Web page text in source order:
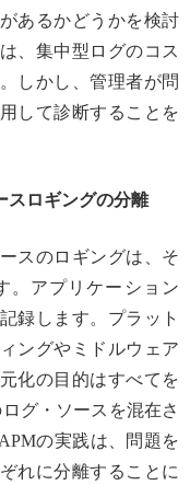
あるかどうかを検討
、集中型ログのコス
しかし、管理者が問
して診断することを
スロギングの分離
スのロギングは、そ
。アプリケーション
録します。プラット
ングやミドルウェア
化の目的はすべてを
グ・ソースを混在さ
の実践は、問題を
れに分離することに